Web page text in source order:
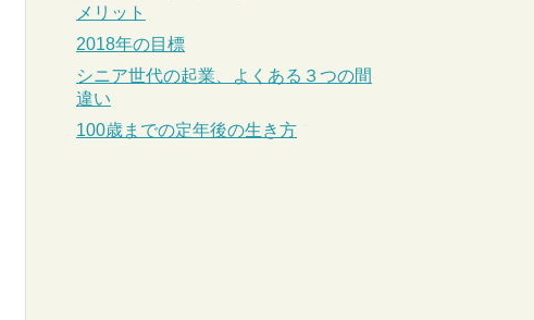
メリット
2018年の目標
シニア世代の起業、よくある３つの間
違い
100歳までの定年後の生き方